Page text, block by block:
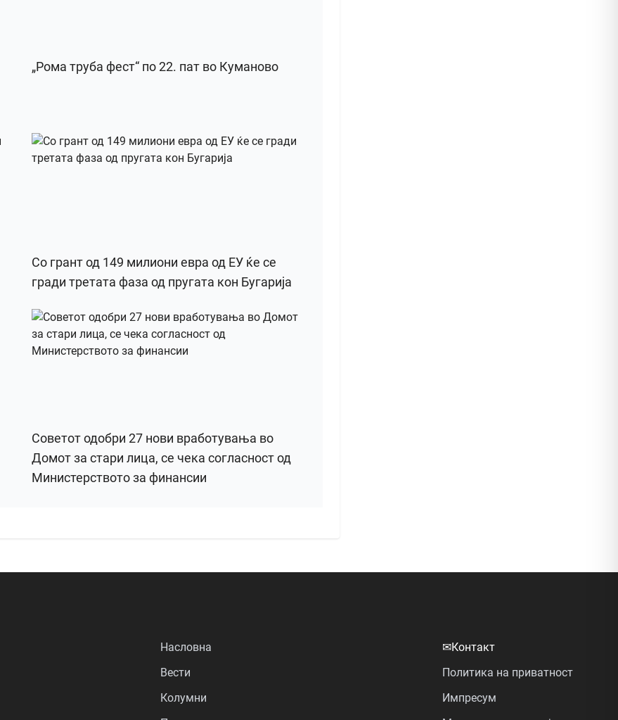
„Рома труба фест“ по 22. пат во Куманово
Со грант од 149 милиони евра од ЕУ ќе се
гради третата фаза од пругата кон Бугарија
Советот одобри 27 нови вработувања во
Домот за стари лица, се чека согласност од
Министерството за финансии
Насловна
Вести
Колумни
✉Контакт
Политика на приватност
Импресум